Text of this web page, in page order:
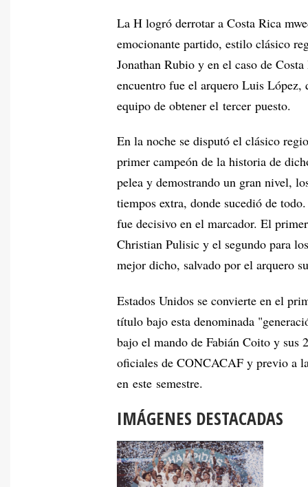
La H logró derrotar a Costa Rica
emocionante partido, estilo clásico
Jonathan Rubio y en el caso de
encuentro fue el arquero Luis
equipo de obtener el tercer puesto.
En la noche se disputó el clásico
primer campeón de la historia de
pelea y demostrando un gran nivel,
tiempos extra, donde sucedió de
fue decisivo en el marcador. El
Christian Pulisic y el segundo para
mejor dicho, salvado por el arquero
Estados Unidos se convierte en el
título bajo esta denominada
bajo el mando de Fabián Coito y sus
oficiales de CONCACAF y previo a
en este semestre.
IMÁGENES DESTACADAS